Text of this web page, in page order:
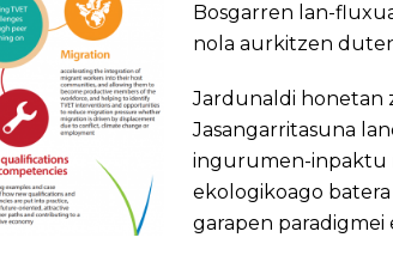
Bosgarren lan-
nola aurkitzen
Jardunaldi honetan
Jasangarritasuna
ingurumen-inpaktu
ekologikoago
garapen paradigmei